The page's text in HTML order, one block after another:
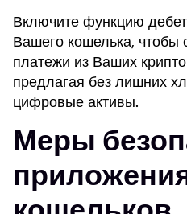
Включите функцию
Вашего кошелька,
платежи из Ваших
предлагая без лишних
цифровые активы.
Меры